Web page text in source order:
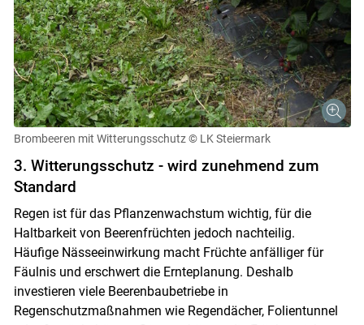
Brombeeren mit Witterungsschutz © LK Steiermark
3. Witterungsschutz - wird zunehmend zum
Standard
Regen ist für das Pflanzenwachstum wichtig, für die
Haltbarkeit von Beerenfrüchten jedoch nachteilig.
Häufige Nässeeinwirkung macht Früchte anfälliger für
Fäulnis und erschwert die Ernteplanung. Deshalb
investieren viele Beerenbaubetriebe in
Regenschutzmaßnahmen wie Regendächer, Folientunnel